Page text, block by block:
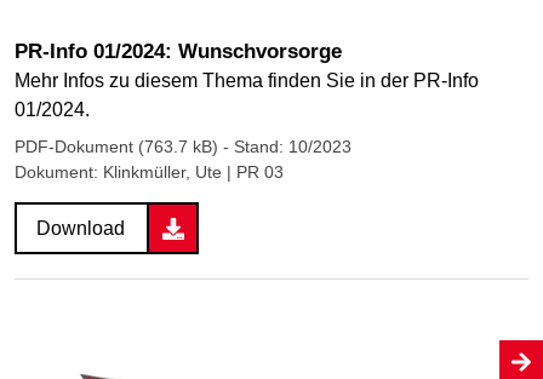
PR-Info 01/2024: Wunschvorsorge
Mehr Infos zu diesem Thema finden Sie in der PR-Info
01/2024.
PDF-Dokument (763.7 kB) - Stand: 10/2023
Dokument: Klinkmüller, Ute | PR 03
Download